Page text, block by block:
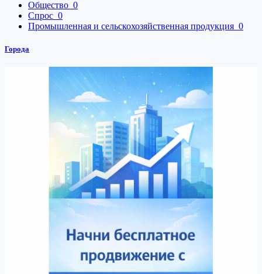
Общество 0
Спрос 0
Промышленная и сельскохозяйственная продукция 0
Города